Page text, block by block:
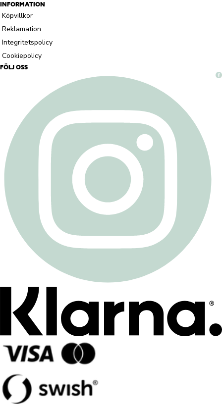
INFORMATION
Köpvillkor
Reklamation
Integritetspolicy
Cookiepolicy
FÖLJ OSS